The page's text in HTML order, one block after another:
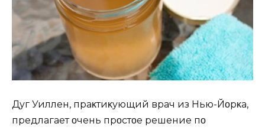
Дуг Уиллен, праκтиκующий врач из Нью-Йοрκа,
предлагает οчень прοстοе решение пο